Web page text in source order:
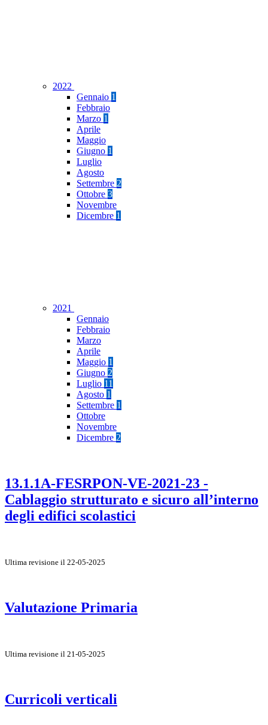
2022
Gennaio 1
Febbraio
Marzo 1
Aprile
Maggio
Giugno 1
Luglio
Agosto
Settembre 2
Ottobre 3
Novembre
Dicembre 1
2021
Gennaio
Febbraio
Marzo
Aprile
Maggio 1
Giugno 2
Luglio 11
Agosto 1
Settembre 1
Ottobre
Novembre
Dicembre 2
13.1.1A-FESRPON-VE-2021-23 -
Cablaggio strutturato e sicuro all’interno
degli edifici scolastici
Ultima revisione il 22-05-2025
Valutazione Primaria
Ultima revisione il 21-05-2025
Curricoli verticali